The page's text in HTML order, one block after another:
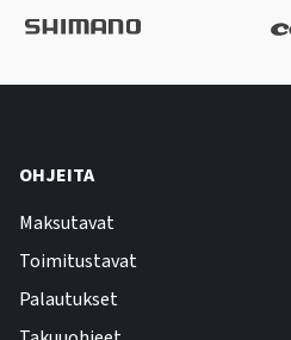
OHJEITA
Maksutavat
Toimitustavat
Palautukset